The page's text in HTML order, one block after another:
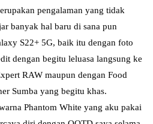
pengalaman yang tidak
banyak hal baru di sana pun
S22+ 5G, baik itu dengan foto
dengan begitu leluasa langsung ke
RAW maupun dengan Food
Sumba yang begitu khas.
Phantom White yang aku pakai